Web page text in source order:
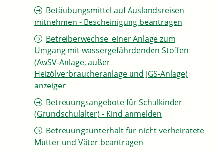
Betäubungsmittel auf Auslandsreisen
mitnehmen - Bescheinigung beantragen
Betreiberwechsel einer Anlage zum
Umgang mit wassergefährdenden Stoffen
(AwSV-Anlage, außer
Heizölverbraucheranlage und JGS-Anlage)
anzeigen
Betreuungsangebote für Schulkinder
(Grundschulalter) - Kind anmelden
Betreuungsunterhalt für nicht verheiratete
Mütter und Väter beantragen